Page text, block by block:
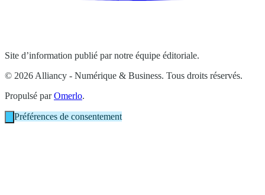
Site d’information publié par notre équipe éditoriale.
© 2026 Alliancy - Numérique & Business. Tous droits réservés.
Propulsé parOmerlo.
Préférences de consentement